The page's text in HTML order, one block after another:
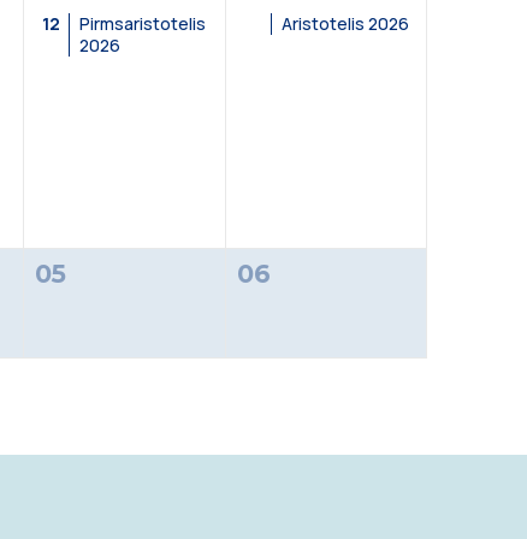
12
Pirmsaristotelis
2026
Aristotelis 2026
05 06